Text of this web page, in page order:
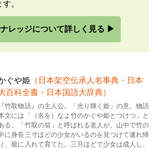
。
レッジについて詳しく見る ▶
ぐや姫 （日本架空伝承人名事典・日本
百科全書・日本国語大辞典）
『竹取物語』の主人公。「光り輝く姫」の意。物語
文には「（名を）なよ竹のかぐや姫とつけつ」と
る。「竹取の翁」と呼ばれる老人が、山中で竹の
に身長三寸ほどの少女がいるのを見つけて連れ帰
、籠に入れて育てた。三月ほどで少女は成人し、